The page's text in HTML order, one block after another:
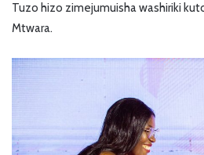
Tuzo hizo zimejumuisha washiriki
Mtwara.